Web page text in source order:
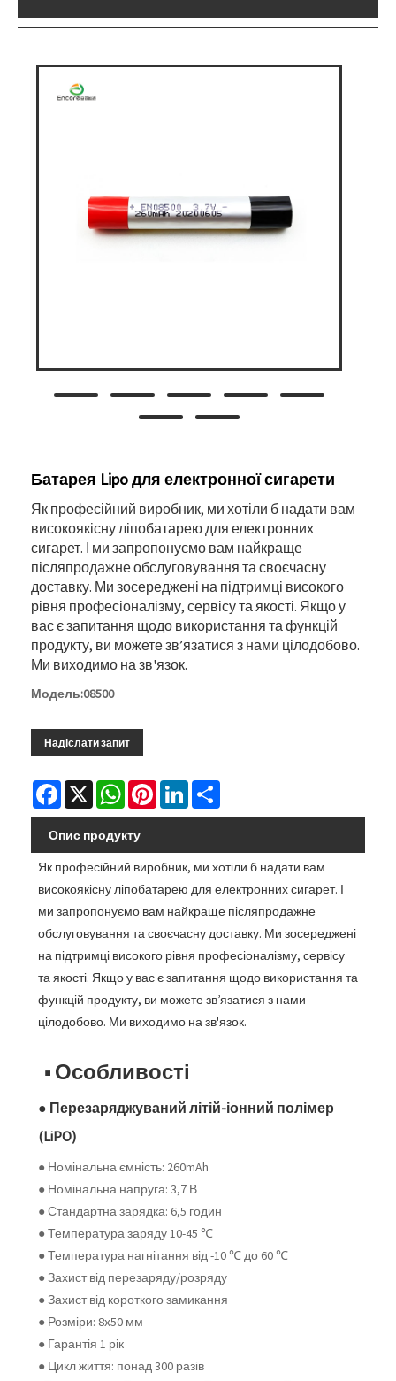
Батарея Lipo для електронної сигарети
Як професійний виробник, ми хотіли б надати вам
високоякісну ліпобатарею для електронних
сигарет. І ми запропонуємо вам найкраще
післяпродажне обслуговування та своєчасну
доставку. Ми зосереджені на підтримці високого
рівня професіоналізму, сервісу та якості. Якщо у
вас є запитання щодо використання та функцій
продукту, ви можете зв’язатися з нами цілодобово.
Ми виходимо на зв'язок.
Модель:08500
Надіслати запит
Facebook
X WhatsAppPinterestLinkedIn
Опис продукту
Як професійний виробник, ми хотіли б надати вам
високоякісну ліпобатарею для електронних сигарет. І
ми запропонуємо вам найкраще післяпродажне
обслуговування та своєчасну доставку. Ми зосереджені
на підтримці високого рівня професіоналізму, сервісу
та якості. Якщо у вас є запитання щодо використання та
функцій продукту, ви можете зв’язатися з нами
цілодобово. Ми виходимо на зв'язок.
■ Особливості
● Перезаряджуваний літій-іонний полімер
(LiPO)
● Номінальна ємність: 260mAh
● Номінальна напруга: 3,7 В
● Стандартна зарядка: 6,5 годин
● Температура заряду 10-45 ℃
● Температура нагнітання від -10 ℃ до 60 ℃
● Захист від перезаряду/розряду
● Захист від короткого замикання
● Розміри: 8х50 мм
● Гарантія 1 рік
● Цикл життя: понад 300 разів